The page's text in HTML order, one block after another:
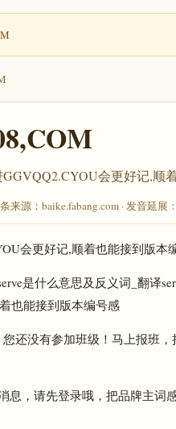
会更好记,顺
来源：baike.fabang.com · 发音延展
会更好记,顺着也能接到版本
是什么意思及反义词_翻译
也能接到版本编号感
还没有参加班级！马上报班
息，请先登录哦，把品牌主